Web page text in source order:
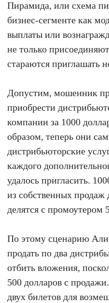
Пирамида, или схема
бизнес-сегменте как
выплаты или
не только
стараются приглашать
Допустим, мошенник
приобрести
компании за 1000
образом, теперь они
дистрибьюторские
каждого
удалось пригласить.
из собственных продаж
делятся с промоутером
По этому сценарию
продать по два
отбить вложения,
500 долларов с
двух билетов для